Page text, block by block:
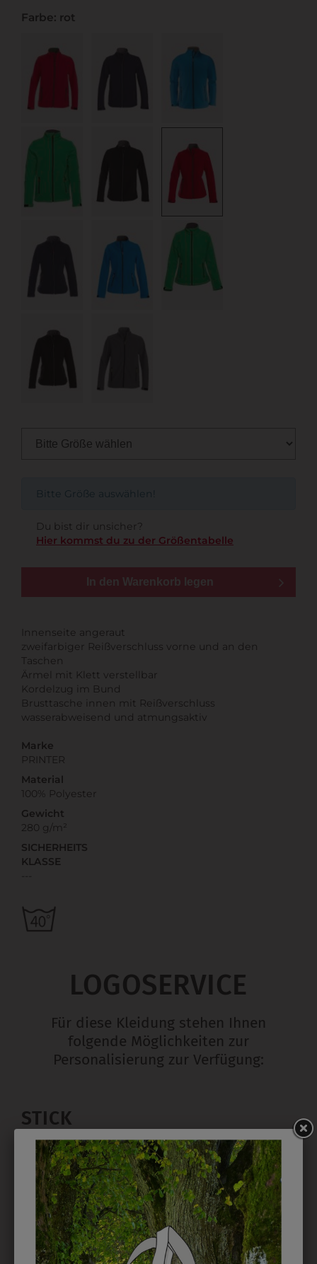
Farbe: rot
Bitte Größe auswählen!
Du bist dir unsicher?
Hier kommst du zu der Größentabelle
In den Warenkorb legen
Innenseite angeraut
zweifarbiger Reißverschluss vorne und an den
Taschen
Ärmel mit Klett verstellbar
Kordelzug im Bund
Brusttasche innen mit Reißverschluss
wasserabweisend und atmungsaktiv
Marke
PRINTER
Material
100% Polyester
Gewicht
280 g/m²
SICHERHEITS
KLASSE
LOGOSERVICE
Für diese Kleidung stehen Ihnen
folgende Möglichkeiten zur
Personalisierung zur Verfügung:
STICK
Ab 1 Stück möglich in vielen Farben. 5mm ist
Mindesthöhe bei einem Schriftzug. Für Logos und
Namen optimal. Waschbar bis zu 95°C.
EMBLEM
Kann gestickt oder bedruckt werden. Sehr vielseitig
einsetzbar und beim Sticken wieder ab 1 Stück